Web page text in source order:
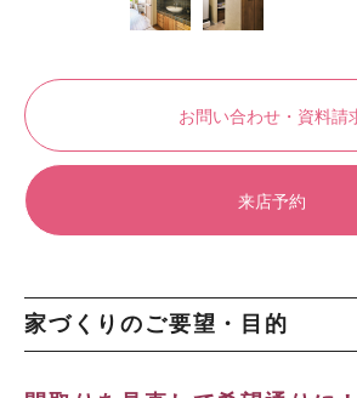
お問い合わせ・資料請
来店予約
家づくりのご要望・目的